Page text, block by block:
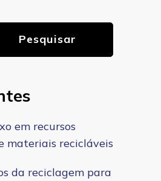
Pesquisar
em recursos
materiais recicláveis
da reciclagem para